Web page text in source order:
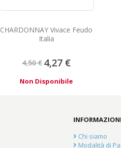
CHARDONNAY Vivace Feudo
Italia
4,50 € Prezzo
speciale
4,27 €
Non Disponibile
INFORMAZIONI
Chi siamo
Modalità di